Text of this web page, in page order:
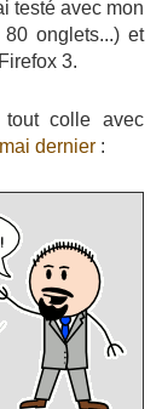
testé avec mon
onglets...) et
3.
tout colle avec
dernier :